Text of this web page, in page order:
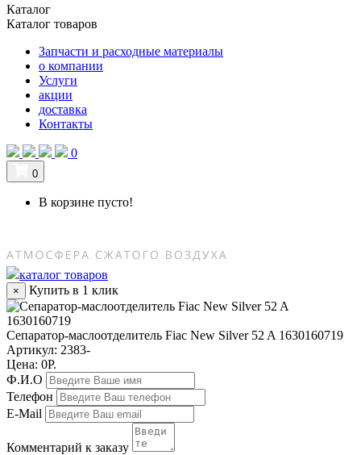
Каталог
Каталог товаров
Запчасти и расходные материалы
о компании
Услуги
акции
доставка
Контакты
0
0
В корзине пусто!
каталог товаров
× Купить в 1 клик
Сепаратор-маслоотделитель Fiac New Silver 52 A 1630160719
Артикул: 2383-
Цена: 0Р.
Ф.И.О
Телефон
E-Mail
Комментарий к заказу